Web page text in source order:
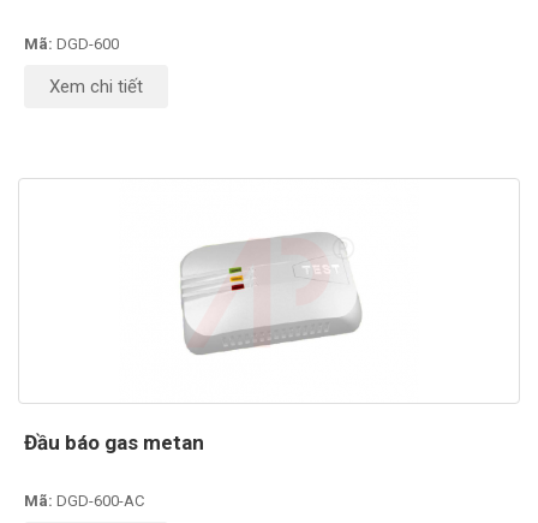
Mã: DGD-600
Xem chi tiết
Đầu báo gas metan
Mã: DGD-600-AC